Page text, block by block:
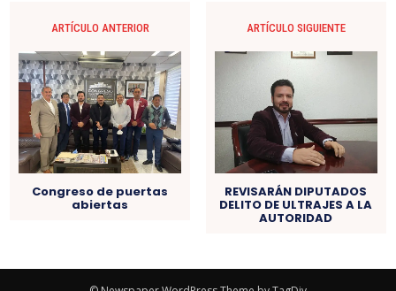
ARTÍCULO ANTERIOR
Congreso de puertas
abiertas
ARTÍCULO SIGUIENTE
REVISARÁN DIPUTADOS
DELITO DE ULTRAJES A LA
AUTORIDAD